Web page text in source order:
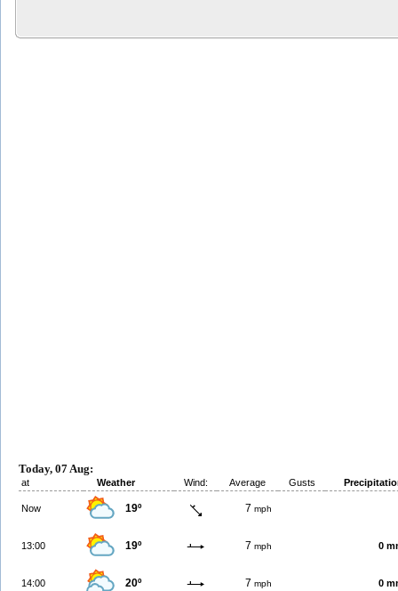
Today, 07 Aug:
at Weather Wind: Average Gusts
Now 19º 7 mph
13:00 19º 7 mph 0
14:00 20º 7 mph 0